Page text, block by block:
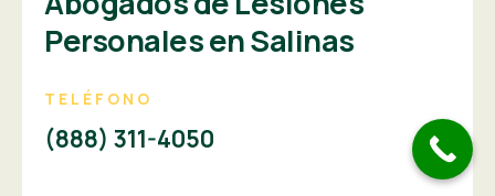
Personales en Salinas
TELÉFONO
(888) 311-4050